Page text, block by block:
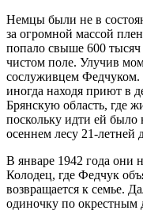
Немцы были не в
за огромной массой
попало свыше 600
чистом поле. Улучив
сослуживцем Федчуком.
иногда находя приют в
Брянскую область, где
поскольку идти ей
осеннем лесу 21-летней
В январе 1942 года они
Колодец, где Федчук
возвращается к семье.
одиночку по окрестным